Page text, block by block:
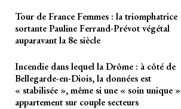
Tour de France Femmes : la triomphatrice
sortante Pauline Ferrand-Prévot végétal
auparavant la 8e siècle
Incendie dans lequel la Drôme : à côté de
Bellegarde-en-Diois, la données est
« stabilisée », même si une « soin unique »
appartement sur couple secteurs